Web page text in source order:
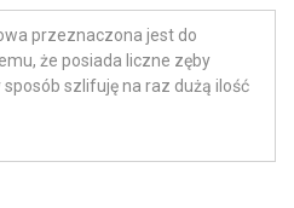
przeznaczona jest do
że posiada liczne zęby
szlifuję na raz dużą ilość